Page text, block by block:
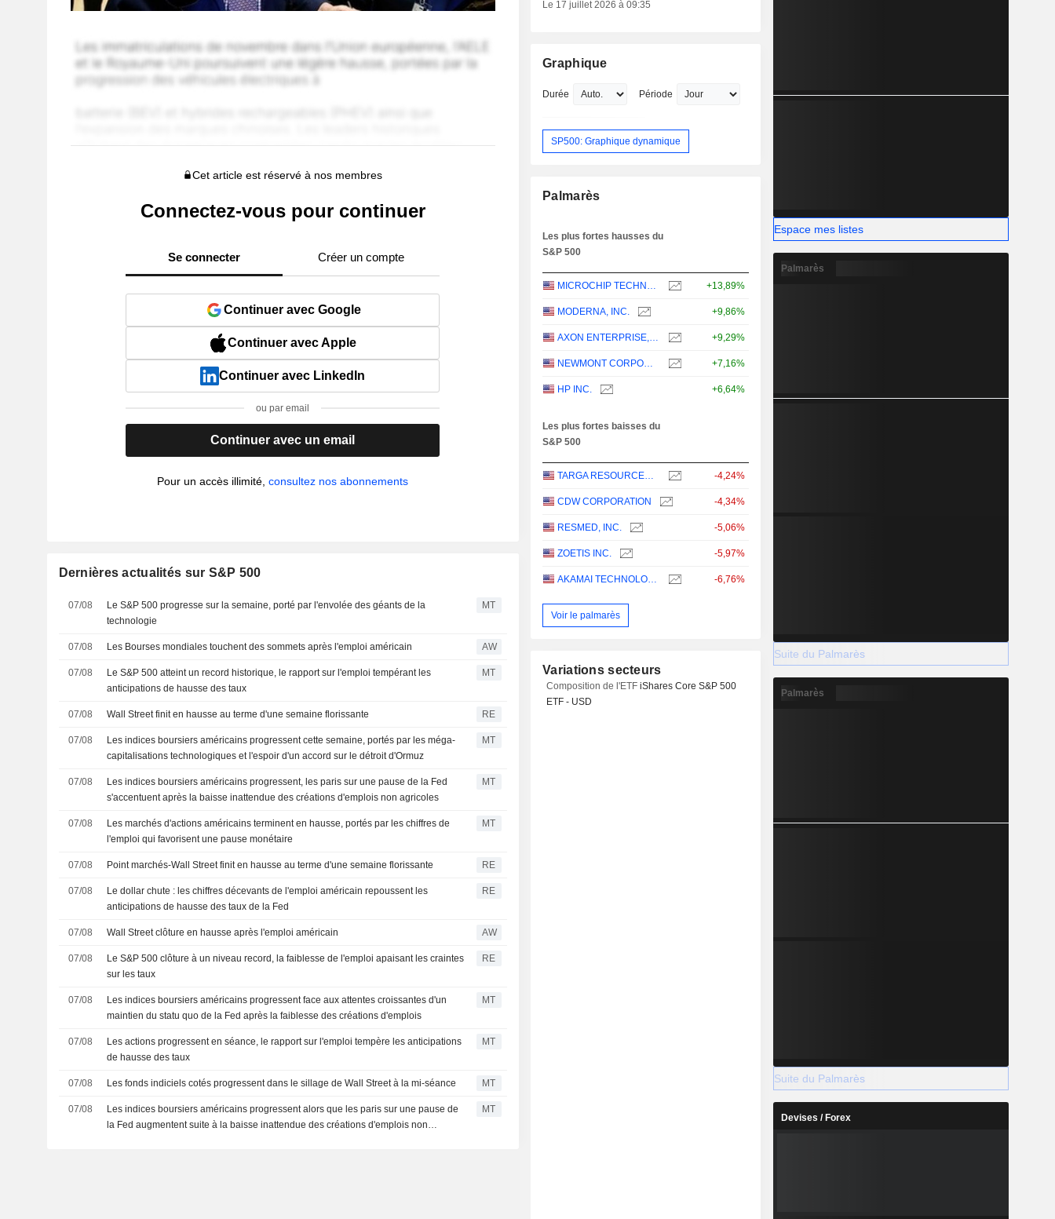
Cet article est réservé à nos membres
Connectez-vous pour continuer
Se connecter Créer un compte
Continuer avec Google
Continuer avec Apple
Continuer avec LinkedIn
ou par email
Continuer avec un email
Pour un accès illimité,consultez nos abonnements
Dernières actualités sur S&P 500
07/08
Le S&P 500 progresse sur la semaine, porté par l'envolée des géants de la
technologie
MT
07/08 Les Bourses mondiales touchent des sommets après l'emploi américain AW
07/08
Le S&P 500 atteint un record historique, le rapport sur l'emploi tempérant les
anticipations de hausse des taux
MT
07/08 Wall Street finit en hausse au terme d'une semaine florissante RE
07/08
Les indices boursiers américains progressent cette semaine, portés par les méga-
capitalisations technologiques et l'espoir d'un accord sur le détroit d'Ormuz
MT
07/08
Les indices boursiers américains progressent, les paris sur une pause de la Fed
s'accentuent après la baisse inattendue des créations d'emplois non agricoles
MT
07/08
Les marchés d'actions américains terminent en hausse, portés par les chiffres de
l'emploi qui favorisent une pause monétaire
MT
07/08 Point marchés-Wall Street finit en hausse au terme d'une semaine florissante RE
07/08
Le dollar chute : les chiffres décevants de l'emploi américain repoussent les
anticipations de hausse des taux de la Fed
RE
07/08 Wall Street clôture en hausse après l'emploi américain AW
07/08
Le S&P 500 clôture à un niveau record, la faiblesse de l'emploi apaisant les craintes
sur les taux
RE
07/08
Les indices boursiers américains progressent face aux attentes croissantes d'un
maintien du statu quo de la Fed après la faiblesse des créations d'emplois
MT
07/08
Les actions progressent en séance, le rapport sur l'emploi tempère les anticipations
de hausse des taux
MT
07/08 Les fonds indiciels cotés progressent dans le sillage de Wall Street à la mi-séance MT
07/08
Les indices boursiers américains progressent alors que les paris sur une pause de
la Fed augmentent suite à la baisse inattendue des créations d'emplois non
MT
Le 17 juillet 2026 à 09:35
Graphique
Durée Période
SP500: Graphique dynamique
Palmarès
Les plus fortes hausses du
S&P 500
MICROCHIP TECHNOLOGY INCORPORATED +13,89%
MODERNA, INC. +9,86%
AXON ENTERPRISE, INC. +9,29%
NEWMONT CORPORATION +7,16%
HP INC. +6,64%
Les plus fortes baisses du
S&P 500
TARGA RESOURCES CORP. -4,24%
CDW CORPORATION -4,34%
RESMED, INC. -5,06%
ZOETIS INC. -5,97%
AKAMAI TECHNOLOGIES, INC. -6,76%
Voir le palmarès
Variations secteurs
Composition de l'ETFiShares Core S&P 500
ETF - USD
Espace mes listes
Palmarès
Suite du Palmarès
Palmarès
Suite du Palmarès
Devises / Forex